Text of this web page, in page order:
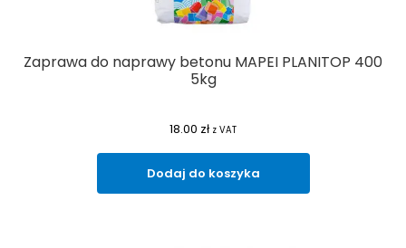
Zaprawa do naprawy betonu MAPEI PLANITOP 400
5kg
18.00 zł z VAT
Dodaj do koszyka